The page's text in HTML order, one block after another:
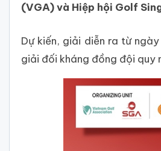
(VGA) và Hiệp hội Golf
Dự kiến, giải diễn ra từ
giải đối kháng đồng đội quy